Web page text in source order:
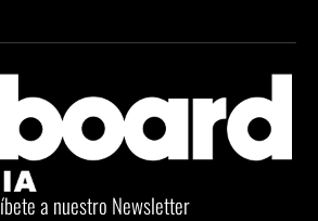
a nuestro Newsletter